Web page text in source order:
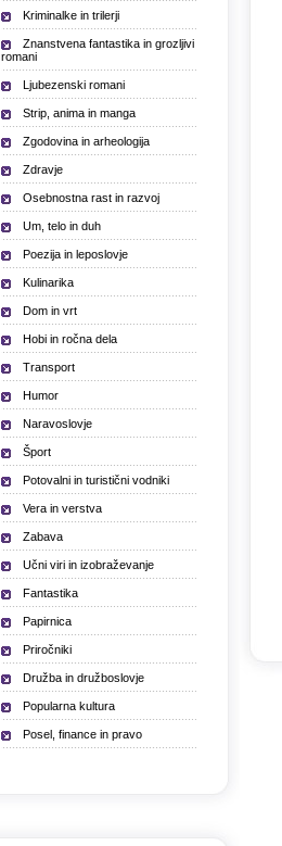
Kriminalke in trilerji
Znanstvena fantastika in grozljivi
romani
Ljubezenski romani
Strip, anima in manga
Zgodovina in arheologija
Zdravje
Osebnostna rast in razvoj
Um, telo in duh
Poezija in leposlovje
Kulinarika
Dom in vrt
Hobi in ročna dela
Transport
Humor
Naravoslovje
Šport
Potovalni in turistični vodniki
Vera in verstva
Zabava
Učni viri in izobraževanje
Fantastika
Papirnica
Priročniki
Družba in družboslovje
Popularna kultura
Posel, finance in pravo